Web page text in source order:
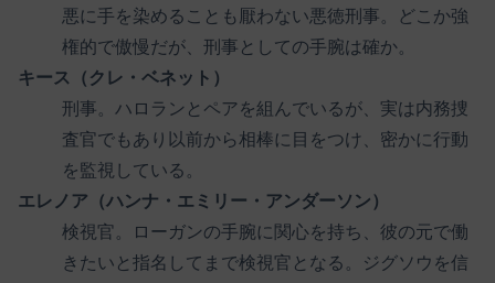
悪に手を染めることも厭わない悪徳刑事。どこか強
権的で傲慢だが、刑事としての手腕は確か。
キース（クレ・ベネット）
刑事。ハロランとペアを組んでいるが、実は内務捜
査官でもあり以前から相棒に目をつけ、密かに行動
を監視している。
エレノア（ハンナ・エミリー・アンダーソン）
検視官。ローガンの手腕に関心を持ち、彼の元で働
きたいと指名してまで検視官となる。ジグソウを信